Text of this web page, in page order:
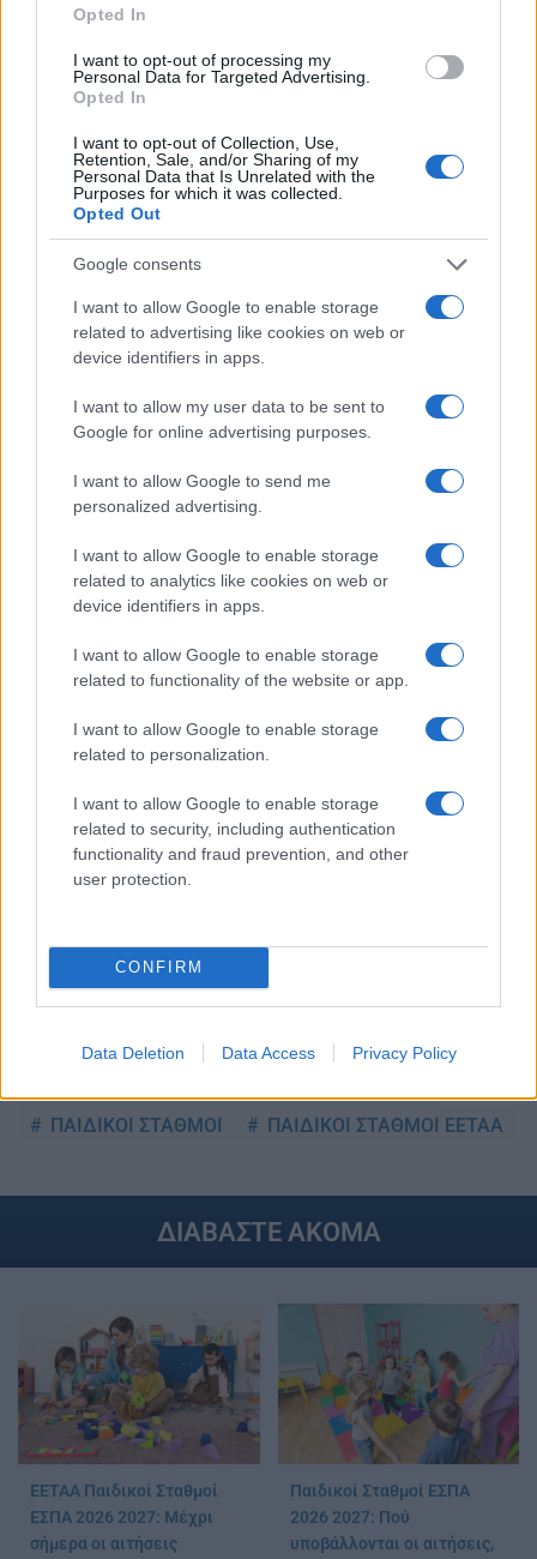
Opted In
I want to opt-out of processing my
Personal Data for Targeted Advertising.
Opted In
I want to opt-out of Collection, Use,
Retention, Sale, and/or Sharing of my
Personal Data that Is Unrelated with the
Purposes for which it was collected.
Opted Out
Google consents
I want to allow Google to enable storage
related to advertising like cookies on web or
device identifiers in apps.
I want to allow my user data to be sent to
Google for online advertising purposes.
I want to allow Google to send me
personalized advertising.
I want to allow Google to enable storage
related to analytics like cookies on web or
device identifiers in apps.
I want to allow Google to enable storage
related to functionality of the website or app.
I want to allow Google to enable storage
related to personalization.
I want to allow Google to enable storage
related to security, including authentication
functionality and fraud prevention, and other
user protection.
CONFIRM
Data Deletion Data Access Privacy Policy
Ηλεκτρονική Υποβολή Ενστάσεων 25 – 27/7/2023
Η ημερομηνία ανακοίνωσης των Οριστικών
Αποτελεσμάτων θα δημοσιοποιηθεί κατόπιν σχετικής
Tελευταίες Ειδήσεις
για την Παιδεία και την εργασία
iPaideia.gr
Στην Κατηγορία:ΕΙΔΗΣΕΙΣ
EETAA GR
ΑΠΟΤΕΛΕΣΜΑΤΑ
ΕΕΤΑΑ
ΕΕΤΑΑ ΠΑΙΔΙΚΟΙ ΣΤΑΘΜΟΙ
ΕΝΣΤΑΣΕΙΣ
ΠΑΙΔΙΚΟΙ ΣΤΑΘΜΟΙ
ΠΑΙΔΙΚΟΙ ΣΤΑΘΜΟΙ ΕΕΤΑΑ
ΔΙΑΒΑΣΤΕ ΑΚΟΜΑ
ΕΕΤΑΑ Παιδικοί Σταθμοί
ΕΣΠΑ 2026 2027: Μέχρι
σήμερα οι αιτήσεις
Παιδικοί Σταθμοί ΕΣΠΑ
2026 2027: Πού
υποβάλλονται οι αιτήσεις,